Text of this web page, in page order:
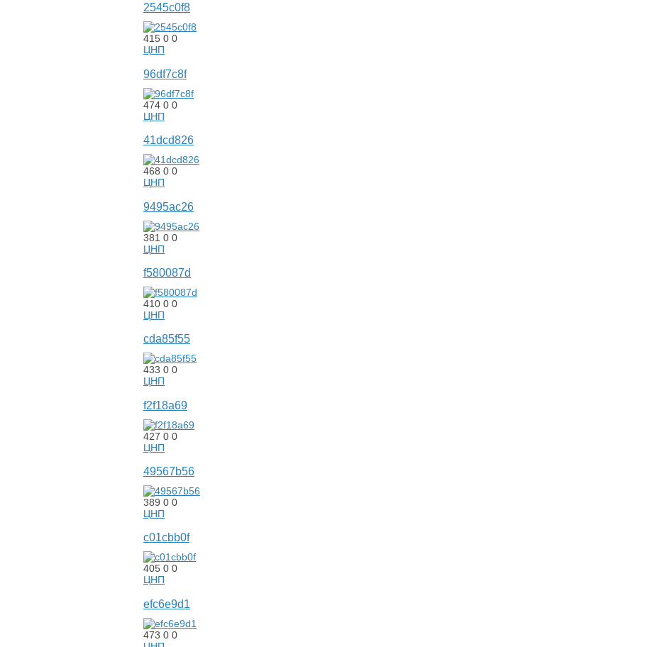
2545c0f8
415 0 0
ЦНП
96df7c8f
474 0 0
ЦНП
41dcd826
468 0 0
ЦНП
9495ac26
381 0 0
ЦНП
f580087d
410 0 0
ЦНП
cda85f55
433 0 0
ЦНП
f2f18a69
427 0 0
ЦНП
49567b56
389 0 0
ЦНП
c01cbb0f
405 0 0
ЦНП
efc6e9d1
473 0 0